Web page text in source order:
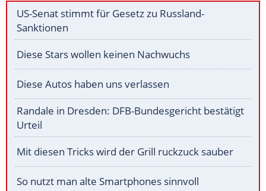
US-Senat stimmt für Gesetz zu Russland-
Sanktionen
Diese Stars wollen keinen Nachwuchs
Diese Autos haben uns verlassen
Randale in Dresden: DFB-Bundesgericht bestätigt
Urteil
Mit diesen Tricks wird der Grill ruckzuck sauber
So nutzt man alte Smartphones sinnvoll